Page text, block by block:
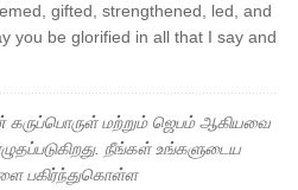
gifted, strengthened, led, and
you be glorified in all that I say and
மற்றும் ஜெபம் ஆகியவை
நீங்கள் உங்களுடைய
பகிர்ந்துகொள்ள